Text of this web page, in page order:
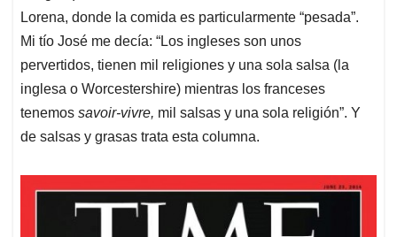
Lorena, donde la comida es particularmente “pesada”.
Mi tío José me decía: “Los ingleses son unos
pervertidos, tienen mil religiones y una sola salsa (la
inglesa o Worcestershire) mientras los franceses
tenemos savoir-vivre, mil salsas y una sola religión”. Y
de salsas y grasas trata esta columna.